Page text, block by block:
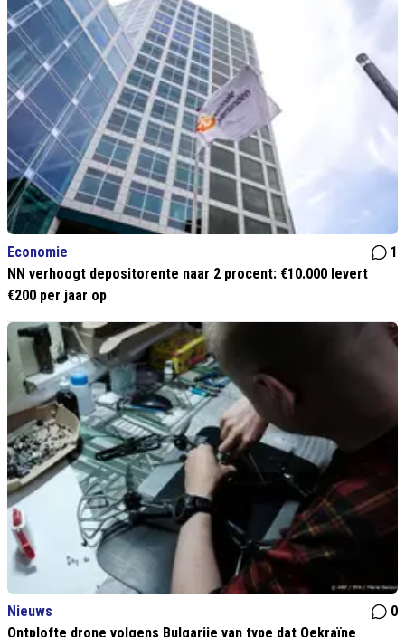
Economie
1
NN verhoogt depositorente naar 2 procent: €10.000 levert
€200 per jaar op
Nieuws
0
Ontplofte drone volgens Bulgarije van type dat Oekraïne